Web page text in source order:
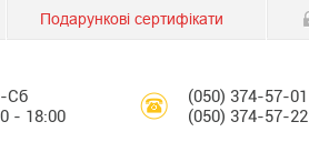
Подарункові сертифікати
Сб
- 18:00
(050) 374-57-01
(050) 374-57-22